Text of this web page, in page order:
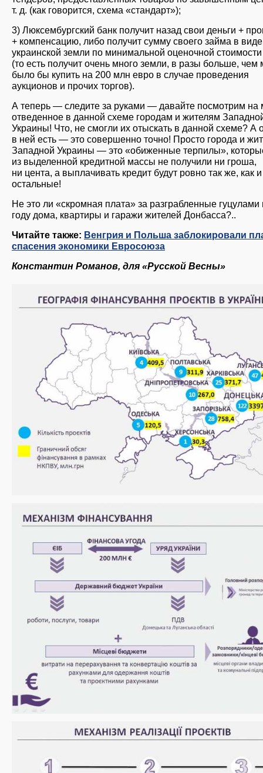
т. д. (как говорится, схема «стандарт»);
3) Люксембургский банк получит назад свои деньги +
+ компенсацию, либо получит сумму своего займа в виде
украинской земли по минимальной оценочной стоимости
(то есть получит очень много земли, в разы больше, чем
было бы купить на 200 млн евро в случае проведения
аукционов и прочих торгов).
А теперь — следите за руками — давайте посмотрим на
отведенное в данной схеме городам и жителям
Украины! Что, не смогли их отыскать в данной схеме? А
в ней есть — это совершенно точно! Просто города и
Западной Украины — это «обиженные терпилы»,
из выделенной кредитной массы не получили ни гроша,
ни цента, а выплачивать кредит будут ровно так же, как
остальные!
Не это ли «скромная плата» за разграбленные гуцулами
году дома, квартиры и гаражи жителей Донбасса?..
Читайте также: Венгрия и Польша заблокировали
спасения экономики Евросоюза
Константин Романов, для «Русской Весны»